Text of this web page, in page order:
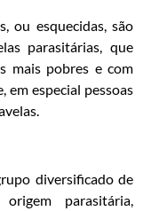
ou esquecidas, são
parasitárias, que
mais pobres e com
em especial pessoas
diversificado de
parasitária,